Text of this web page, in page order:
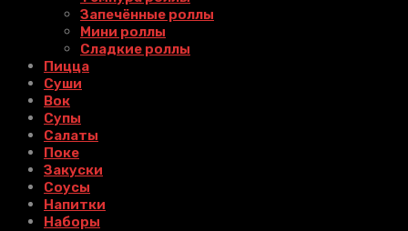
Запечённые роллы
Мини роллы
Сладкие роллы
Пицца
Суши
Вок
Супы
Салаты
Поке
Закуски
Соусы
Напитки
Наборы